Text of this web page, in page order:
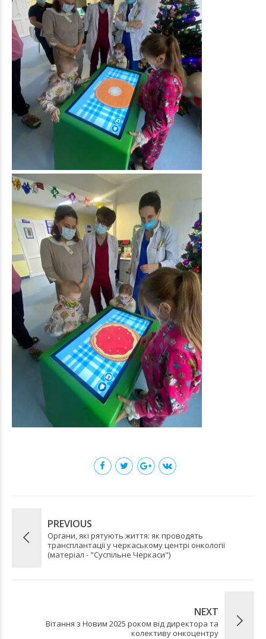
PREVIOUS
Органи, які рятують життя: як проводять
трансплантації у черкаському центрі онкології
(матеріал - "Суспільне Черкаси")
NEXT
Вітання з Новим 2025 роком від директора та
колективу онкоцентру